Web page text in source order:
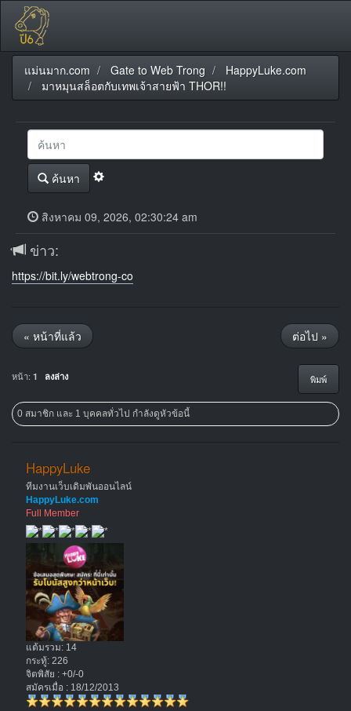
แม่นมาก.com Gate to Web Trong
HappyLuke.com
มาหมุนสล็อตกับเทพเจ้าสายฟ้า THOR!!
ค้นหา
สิงหาคม 09, 2026, 02:30:24 am
ข่าว:
https://bit.ly/webtrong-co
« หน้าที่แล้ว ต่อไป »
พิมพ์
หน้า: 1 ลงล่าง
0 สมาชิก และ 1 บุคคลทั่วไป กำลังดูหัวข้อนี้
HappyLuke
ทีมงานเว็บเดิมพันออนไลน์
HappyLuke.com
Full Member
แต้มรวม: 14
กระทู้: 226
จิตพิสัย : +0/-0
สมัครเมื่อ : 18/12/2013